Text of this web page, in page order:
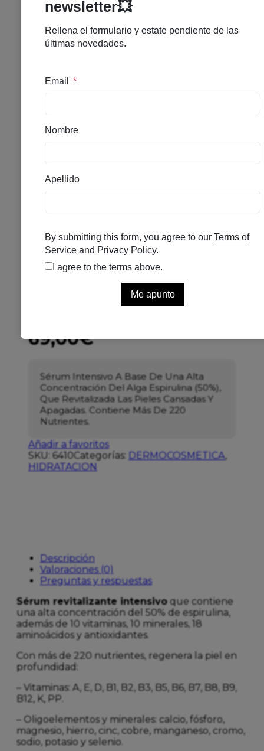
ESTHEDERM ESPIRULINA
SUERO INTENSIVO 30ML
Se el primero en puntuar
69,00€
Sérum Intensivo A Base De Una Alta
Concentración Del Alga Espirulina (50%),
Que Revitalizada Las Pieles Cansadas Y
Apagadas. Contiene Más De 220
Nutrientes.
Añadir a favoritos
SKU: 6410Categorías: DERMOCOSMETICA,
HIDRATACION
Descripción
Valoraciones (0)
Preguntas y respuestas
Sérum revitalizante intensivo que contiene
una alta concentración del 50% de espirulina,
además de 10 vitaminas, 10 minerales, 18
aminoácidos y antioxidantes.
Con más de 220 nutrientes, regenera la piel en
profundidad:
– Vitaminas: A, E, D, B1, B2, B3, B5, B6, B7, B8, B9,
B12, K, PP.
– Oligoelementos y minerales: calcio, fósforo,
magnesio, hierro, cinc, cobre, manganeso, cromo,
sodio, potasio y selenio.